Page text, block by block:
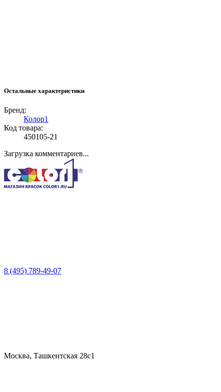
Остальные характеристики
Бренд:
Колор1
Код товара:
450105-21
Загрузка комментариев...
8 (495) 789-49-07
Москва, Ташкентская 28с1